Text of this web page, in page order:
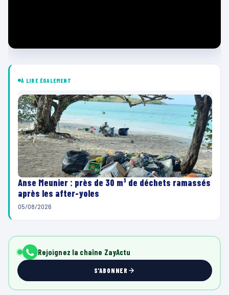
À LIRE ÉGALEMENT
Anse Meunier : près de 30 m³ de déchets ramassés
après les after-yoles
05/08/2026
Rejoignez la chaîne ZayActu
S'ABONNER